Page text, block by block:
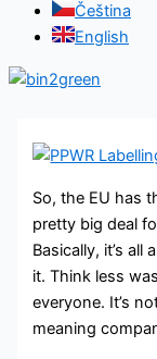
Čeština
English
So, the EU has
pretty big deal
Basically, it’s
it. Think less
everyone. It’s
meaning